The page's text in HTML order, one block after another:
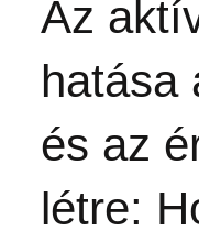
Az
hatása
és az
létre: